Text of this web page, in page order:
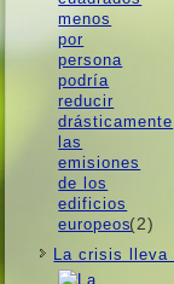
(2)
La crisis lleva